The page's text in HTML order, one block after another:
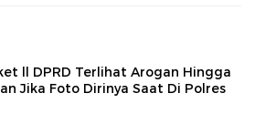
ll DPRD Terlihat Arogan Hingga
Jika Foto Dirinya Saat Di Polres